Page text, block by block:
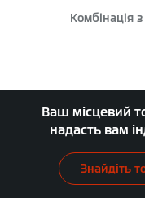
Комбінація
Ваш місцевий
надасть вам
Знайдіть